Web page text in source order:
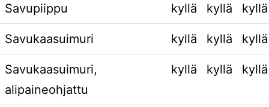
Savupiippu kyllä kyllä kyllä
Savukaasuimuri kyllä kyllä kyllä
Savukaasuimuri,
alipaineohjattu
kyllä kyllä kyllä